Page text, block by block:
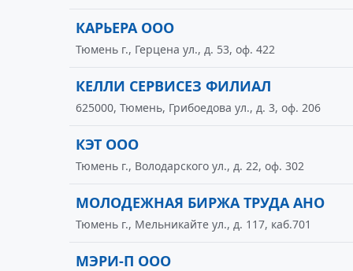
КАРЬЕРА ООО
Тюмень г., Герцена ул., д. 53, оф. 422
КЕЛЛИ СЕРВИСЕЗ ФИЛИАЛ
625000, Тюмень, Грибоедова ул., д. 3, оф. 206
КЭТ ООО
Тюмень г., Володарского ул., д. 22, оф. 302
МОЛОДЕЖНАЯ БИРЖА ТРУДА АНО
Тюмень г., Мельникайте ул., д. 117, каб.701
МЭРИ-П ООО